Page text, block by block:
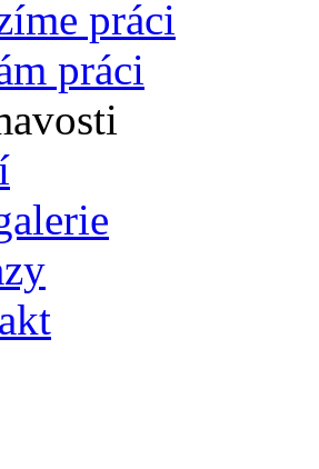
práci
práci